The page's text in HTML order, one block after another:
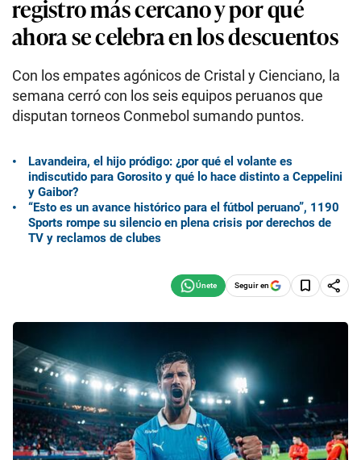
registro más cercano y por qué
ahora se celebra en los descuentos
Con los empates agónicos de Cristal y Cienciano, la
semana cerró con los seis equipos peruanos que
disputan torneos Conmebol sumando puntos.
Lavandeira, el hijo pródigo: ¿por qué el volante es
indiscutido para Gorosito y qué lo hace distinto a Ceppelini
y Gaibor?
“Esto es un avance histórico para el fútbol peruano”, 1190
Sports rompe su silencio en plena crisis por derechos de
TV y reclamos de clubes
Seguir en